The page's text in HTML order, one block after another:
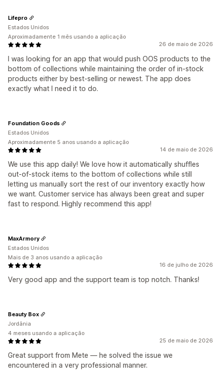
26 de maio de 2026
I was looking for an app that would push OOS products to the
bottom of collections while maintaining the order of in-stock
products either by best-selling or newest. The app does
exactly what I need it to do.
Lifepro
Estados Unidos
Aproximadamente 1 mês usando a aplicação
14 de maio de 2026
We use this app daily! We love how it automatically shuffles
out-of-stock items to the bottom of collections while still
letting us manually sort the rest of our inventory exactly how
we want. Customer service has always been great and super
fast to respond. Highly recommend this app!
Foundation Goods
Estados Unidos
Aproximadamente 5 anos usando a aplicação
16 de julho de 2026
Very good app and the support team is top notch. Thanks!
MaxArmory
Estados Unidos
Mais de 3 anos usando a aplicação
25 de maio de 2026
Great support from Mete — he solved the issue we
encountered in a very professional manner.
Beauty Box
Jordânia
4 meses usando a aplicação